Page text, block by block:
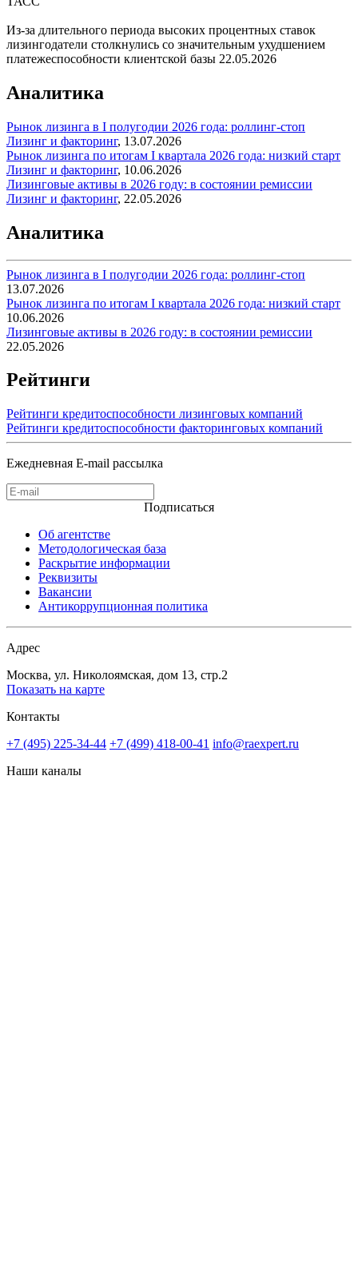
Из-за длительного периода высоких процентных ставок
лизингодатели столкнулись со значительным ухудшением
платежеспособности клиентской базы 22.05.2026
Аналитика
Рынок лизинга в I полугодии 2026 года: роллинг-стоп
Лизинг и факторинг, 13.07.2026
Рынок лизинга по итогам I квартала 2026 года: низкий старт
Лизинг и факторинг, 10.06.2026
Лизинговые активы в 2026 году: в состоянии ремиссии
Лизинг и факторинг, 22.05.2026
Аналитика
Рынок лизинга в I полугодии 2026 года: роллинг-стоп
13.07.2026
Рынок лизинга по итогам I квартала 2026 года: низкий старт
10.06.2026
Лизинговые активы в 2026 году: в состоянии ремиссии
22.05.2026
Рейтинги
Рейтинги кредитоспособности лизинговых компаний
Рейтинги кредитоспособности факторинговых компаний
Ежедневная E-mail рассылка
Подписаться
Об агентстве
Методологическая база
Раскрытие информации
Реквизиты
Вакансии
Антикоррупционная политика
Адрес
Москва, ул. Николоямская, дом 13, стр.2
Показать на карте
Контакты
+7 (495) 225-34-44 +7 (499) 418-00-41 info@raexpert.ru
Наши каналы